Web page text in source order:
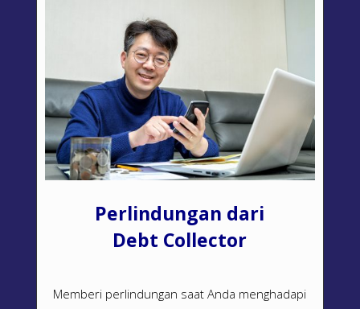
Perlindungan dari
Debt Collector
Memberi perlindungan saat Anda menghadapi